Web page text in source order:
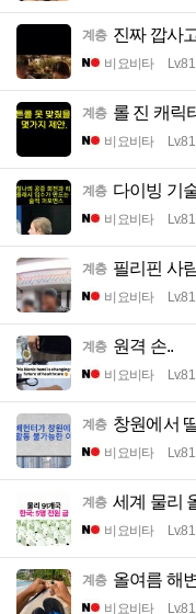
계층 진짜 깝사
비요비타 Lv.81
계층 롤 진 캐릭
비요비타 Lv.81
계층 다이빙 기
비요비타 Lv.81
계층 필리핀 사
비요비타 Lv.81
계층 원격 손..
비요비타 Lv.81
계층 창원에서
비요비타 Lv.81
계층 세계 물리
비요비타 Lv.81
계층 올여름 해
비요비타 Lv.81